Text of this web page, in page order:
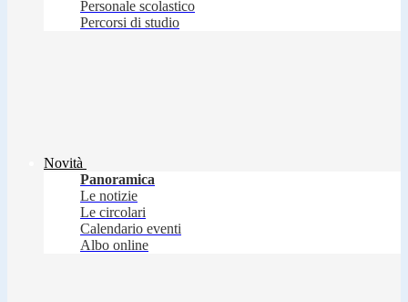
Personale scolastico
Percorsi di studio
Novità
Panoramica
Le notizie
Le circolari
Calendario eventi
Albo online